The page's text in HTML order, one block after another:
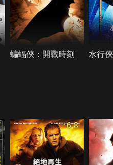
蝙蝠俠：開戰時刻 水行俠
6.8